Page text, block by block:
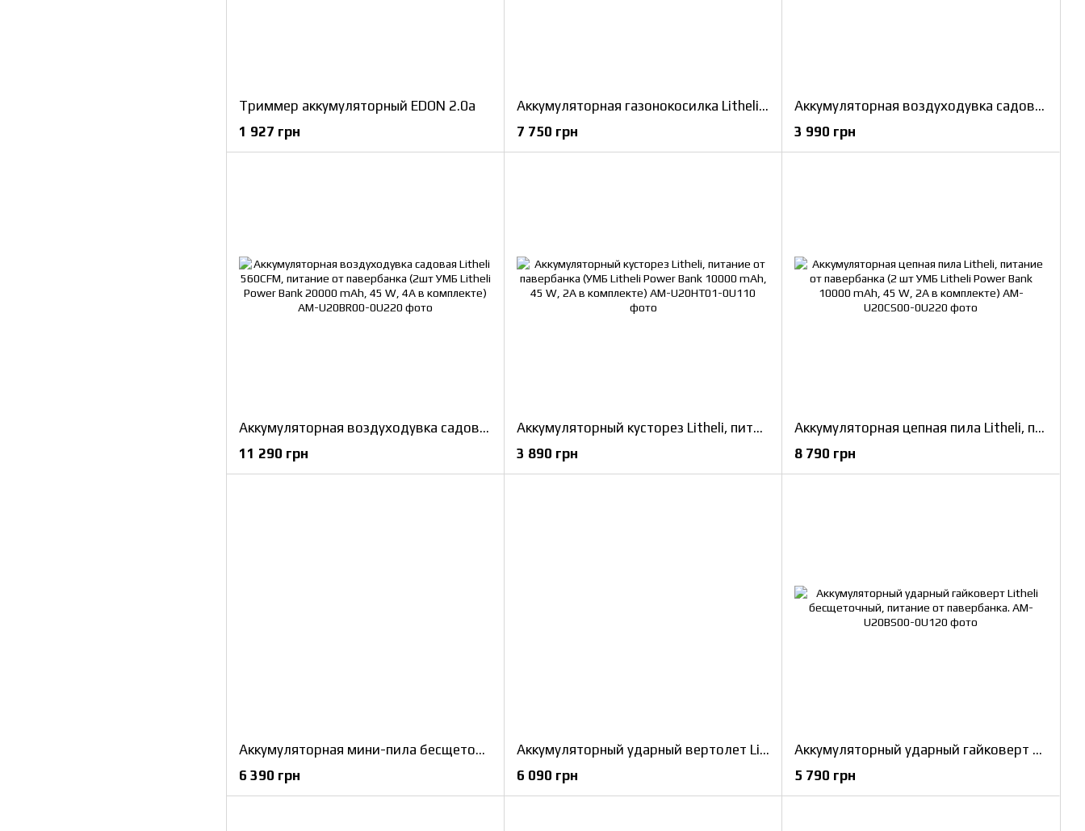
Триммер аккумуляторный EDON 2.0a
1 927 грн
Аккумуляторная газонокосилка Litheli, питание от павербанка.
7 750 грн
Аккумуляторная воздуходувка садовая Litheli, питание от павербанка (УМБ Litheli Power Bank 10000 mAh, 45 W, 2А в комплекте)
3 990 грн
Аккумуляторная воздуходувка садовая Litheli 560CFM, питание от павербанка (2шт УМБ Litheli Power Bank 20000 mAh, 45 W, 4А в комплекте)
11 290 грн
Аккумуляторный кусторез Litheli, питание от павербанка (УМБ Litheli Power Bank 10000 mAh, 45 W, 2А в комплекте)
3 890 грн
Аккумуляторная цепная пила Litheli, питание от павербанка (2 шт УМБ Litheli Power Bank 10000 mAh, 45 W, 2А в комплекте)
8 790 грн
Аккумуляторная мини-пила бесщеточная, питание от павербанка (УМБ Litheli Power Bank 10000 mAh, 45 W, 2А в комплекте)
6 390 грн
Аккумуляторный ударный вертолет Litheli бесщеточный, питание от павербанка (УМБ Litheli Power Bank 10000 mAh, 45 W, 2А в комплекте)
6 090 грн
Аккумуляторный ударный гайковерт Litheli бесщеточный, питание от павербанка.
5 790 грн